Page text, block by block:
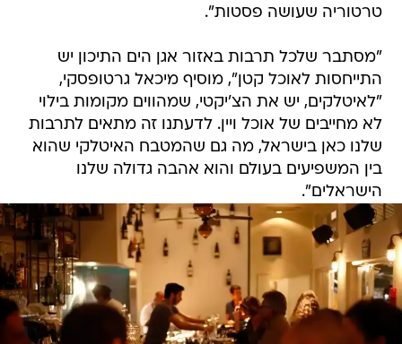
טרטוריה שעושה פסטות".
"מסתבר שלכל תרבות באזור אגן הים התיכון יש
התייחסות לאוכל קטן", מוסיף מיכאל גרטופסקי,
"לאיטלקים, יש את הצ'יקטי, שמהווים מקומות בילוי
לא מחייבים של אוכל ויין. לדעתנו זה מתאים לתרבות
שלנו כאן בישראל, מה גם שהמטבח האיטלקי שהוא
בין המשפיעים בעולם והוא אהבה גדולה שלנו
הישראלים".